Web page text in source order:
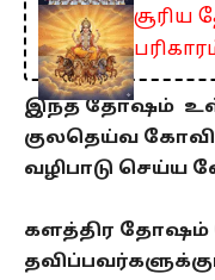
இந்த தோஷம்
குலதெய்வ
வழிபாடு செய்ய
களத்திர தோஷம்